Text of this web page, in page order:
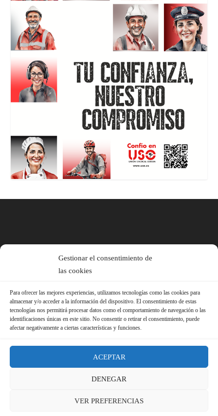
Gestionar el consentimiento de
las cookies
Para ofrecer las mejores experiencias, utilizamos tecnologías como las cookies para
almacenar y/o acceder a la información del dispositivo. El consentimiento de estas
tecnologías nos permitirá procesar datos como el comportamiento de navegación o las
identificaciones únicas en este sitio. No consentir o retirar el consentimiento, puede
afectar negativamente a ciertas características y funciones.
ACEPTAR
DENEGAR
VER PREFERENCIAS
Política de Cookies